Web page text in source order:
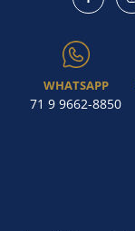
WHATSAPP
71 9 9662-8850